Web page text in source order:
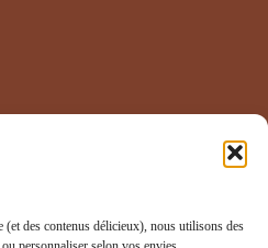
des contenus délicieux), nous utilisons des